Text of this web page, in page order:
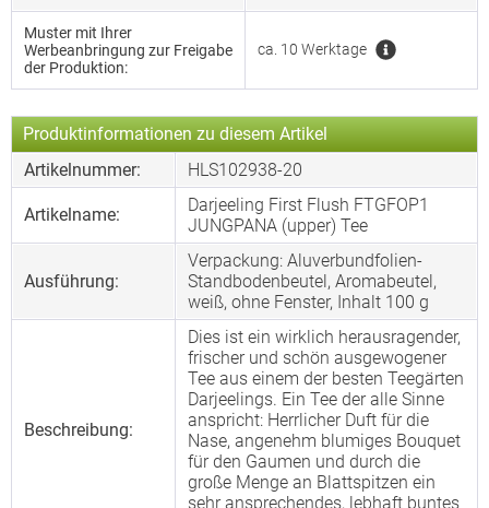
Muster mit Ihrer
Werbeanbringung zur Freigabe
der Produktion:
ca. 10 Werktage
Produktinformationen zu diesem Artikel
Artikelnummer:
HLS102938-20
Artikelname:
Darjeeling First Flush FTGFOP1
JUNGPANA (upper) Tee
Ausführung:
Verpackung: Aluverbundfolien-
Standbodenbeutel, Aromabeutel,
weiß, ohne Fenster, Inhalt 100 g
Beschreibung:
Dies ist ein wirklich herausragender,
frischer und schön ausgewogener
Tee aus einem der besten Teegärten
Darjeelings. Ein Tee der alle Sinne
anspricht: Herrlicher Duft für die
Nase, angenehm blumiges Bouquet
für den Gaumen und durch die
große Menge an Blattspitzen ein
sehr ansprechendes, lebhaft buntes